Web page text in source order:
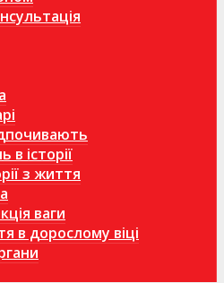
в історії
з життя
ваги
в дорослому віці